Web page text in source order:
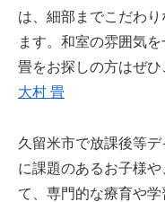
は、細部までこだわ
ます。和室の雰囲気
畳をお探しの方はぜひ
大村 畳
久留米市で放課後等
に課題のあるお子様
て、専門的な療育や